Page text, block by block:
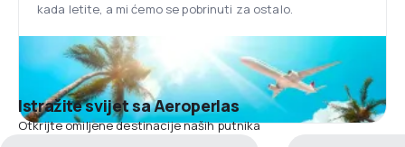
kada letite, a mi ćemo se pobrinuti za ostalo.
Istražite svijet sa Aeroperlas
Otkrijte omiljene destinacije naših putnika